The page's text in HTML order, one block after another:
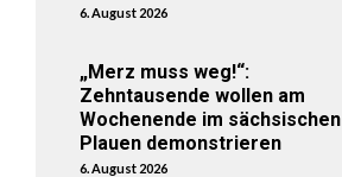
6. August 2026
„Merz muss weg!“:
Zehntausende wollen am
Wochenende im sächsischen
Plauen demonstrieren
6. August 2026